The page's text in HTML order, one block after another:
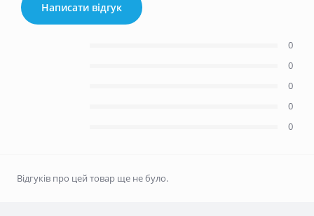
Написати відгук
0
0
0
0
0
Відгуків про цей товар ще не було.